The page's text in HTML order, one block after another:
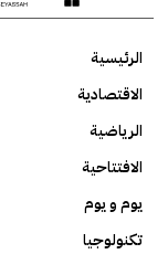
الرئيسية
الاقتصادية
الرياضية
الافتتاحية
يوم و يوم
تكنولوجيا